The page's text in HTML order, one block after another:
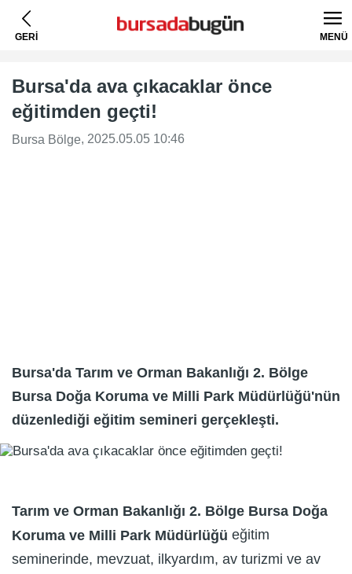
GERİ MENÜ
Bursa'da ava çıkacaklar önce
eğitimden geçti!
Bursa Bölge, 2025.05.05 10:46
Bursa'da Tarım ve Orman Bakanlığı 2. Bölge
Bursa Doğa Koruma ve Milli Park Müdürlüğü'nün
düzenlediği eğitim semineri gerçekleşti.
Tarım ve Orman Bakanlığı 2. Bölge Bursa Doğa
Koruma ve Milli Park Müdürlüğü eğitim
seminerinde, mevzuat, ilkyardım, av turizmi ve av